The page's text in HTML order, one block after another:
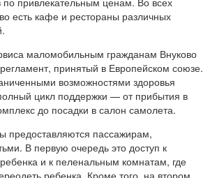
есть кафе и рестораны различных
маломобильным гражданам Внуково
принятый в Европейском союзе.
возможностями здоровья
цикл поддержки — от прибытия в
до посадки в салон самолета.
предоставляются пассажирам,
В первую очередь это доступ к
и к пеленальным комнатам, где